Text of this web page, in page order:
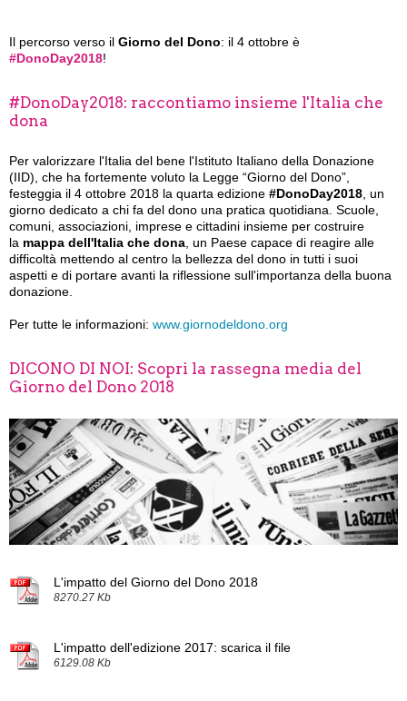
Il percorso verso il Giorno del Dono: il 4 ottobre è
#DonoDay2018!
#DonoDay2018: raccontiamo insieme l'Italia che
dona
Per valorizzare l'Italia del bene l'Istituto Italiano della Donazione
(IID), che ha fortemente voluto la Legge “Giorno del Dono”,
festeggia il 4 ottobre 2018 la quarta edizione #DonoDay2018 , un
giorno dedicato a chi fa del dono una pratica quotidiana. Scuole,
comuni, associazioni, imprese e cittadini insieme per costruire
la mappa dell'Italia che dona , un Paese capace di reagire alle
difficoltà mettendo al centro la bellezza del dono in tutti i suoi
aspetti e di portare avanti la riflessione sull'importanza della buona
donazione.
Per tutte le informazioni: www.giornodeldono.org
DICONO DI NOI: Scopri la rassegna media del
Giorno del Dono 2018
L'impatto del Giorno del Dono 2018
8270.27 Kb
L'impatto dell'edizione 2017: scarica il file
6129.08 Kb